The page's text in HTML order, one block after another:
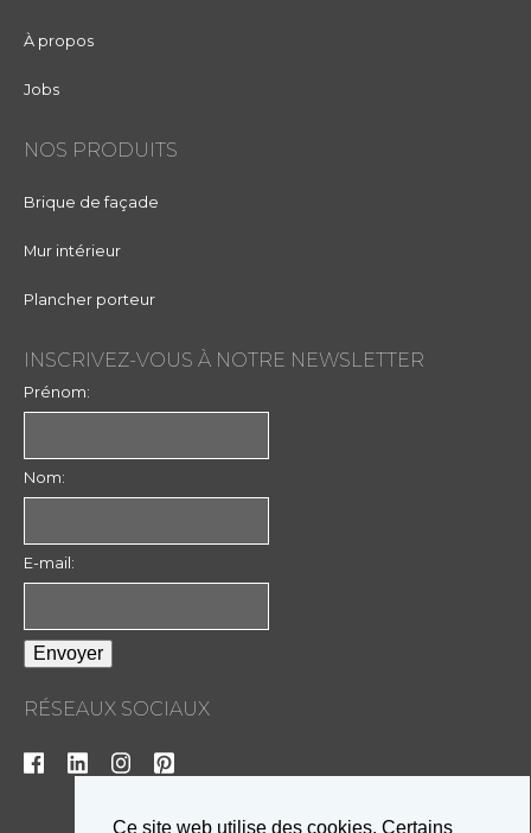
Ce site web utilise des cookies. Certains
À propos
Jobs
NOS PRODUITS
Brique de façade
Mur intérieur
Plancher porteur
INSCRIVEZ-VOUS À NOTRE NEWSLETTER
Prénom:
Nom:
E-mail:
RÉSEAUX SOCIAUX